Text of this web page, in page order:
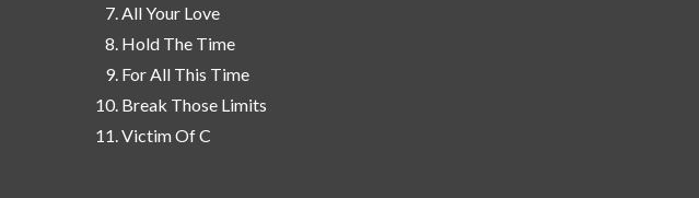
All Your Love
Hold The Time
For All This Time
Break Those Limits
Victim Of C